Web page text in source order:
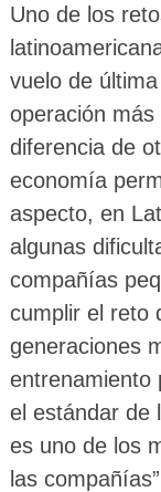
Uno de los
vuelo de
operación
diferencia de
economía
aspecto, en
algunas
compañías
cumplir el reto
generaciones
entrenamiento
el estándar de
es uno de los
las